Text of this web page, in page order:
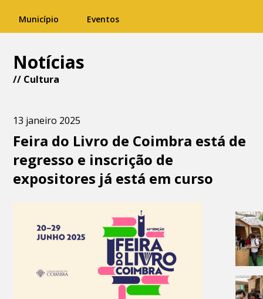
Município Eventos
Notícias
// Cultura
13 janeiro 2025
Feira do Livro de Coimbra está de
regresso e inscrição de
expositores já está em curso